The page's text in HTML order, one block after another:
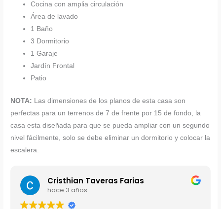
Cocina con amplia circulación
Área de lavado
1 Baño
3 Dormitorio
1 Garaje
Jardín Frontal
Patio
NOTA:
Las dimensiones de los planos de esta casa son
perfectas para un terrenos de 7 de frente por 15 de fondo, la
casa esta diseñada para que se pueda ampliar con un segundo
nivel fácilmente, solo se debe eliminar un dormitorio y colocar la
escalera
Cristhian Taveras Farias
hace 3 años